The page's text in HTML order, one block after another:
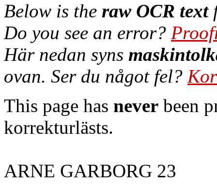
Below is the raw OCR text
Do you see an error?
Här nedan syns
ovan. Ser du något fel?
This page has never been
korrekturlästs.
ARNE GARBORG 23